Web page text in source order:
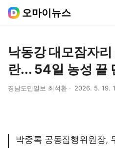
오마이뉴스
낙동강 대모잠자
란... 54일 농성 끝
경남도민일보 최석환 2026. 5. 19.
박중록 공동집행위원장,